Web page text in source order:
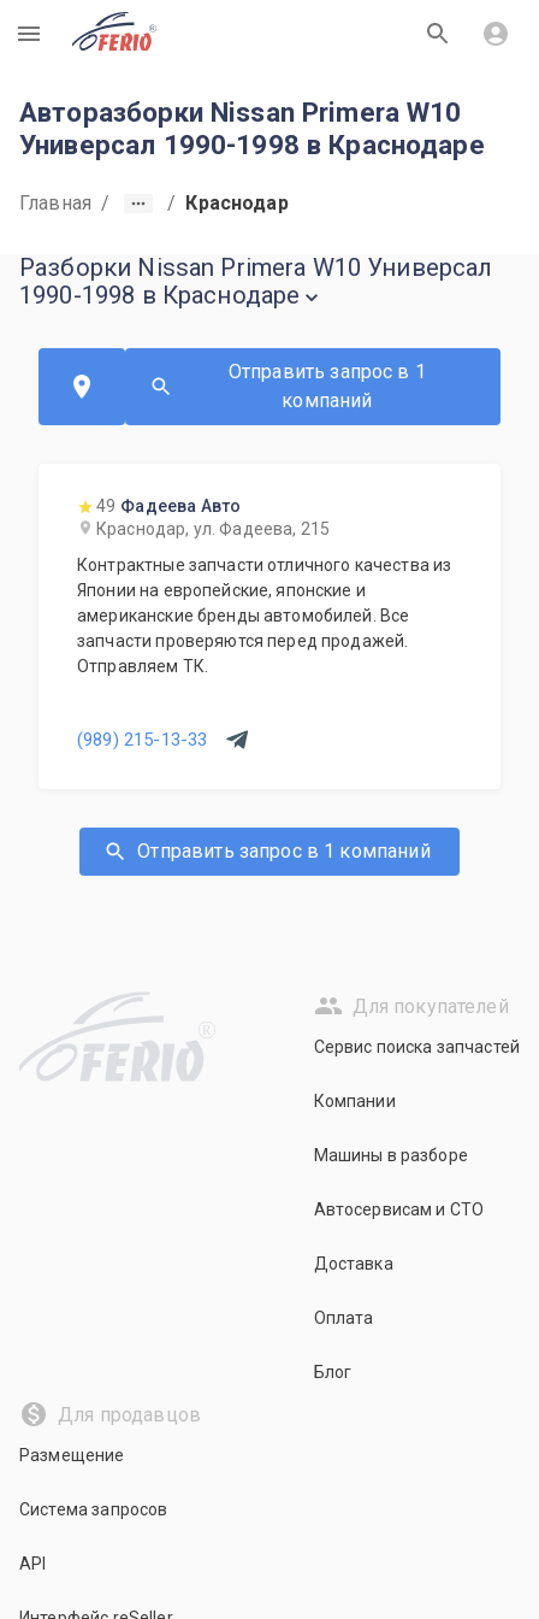
R
Авторазборки Nissan Primera W10
Универсал 1990-1998 в Краснодаре
Главная / / Краснодар
Разборки Nissan Primera W10 Универсал
1990-1998 в Краснодаре
Отправить запрос в 1
компаний
49 Фадеева Авто
Краснодар, ул. Фадеева, 215
Контрактные запчасти отличного качества из
Японии на европейские, японские и
американские бренды автомобилей. Все
запчасти проверяются перед продажей.
Отправляем ТК.
(989) 215-13-33
Отправить запрос в 1 компаний
R
Для покупателей
Сервис поиска запчастей
Компании
Машины в разборе
Автосервисам и СТО
Доставка
Оплата
Блог
Для продавцов
Размещение
Система запросов
API